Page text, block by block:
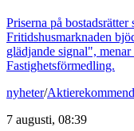
Priserna på
Fritidshusmarknaden
glädjande signal",
Fastighetsförmedling.
nyheter/
7 augusti, 08:39